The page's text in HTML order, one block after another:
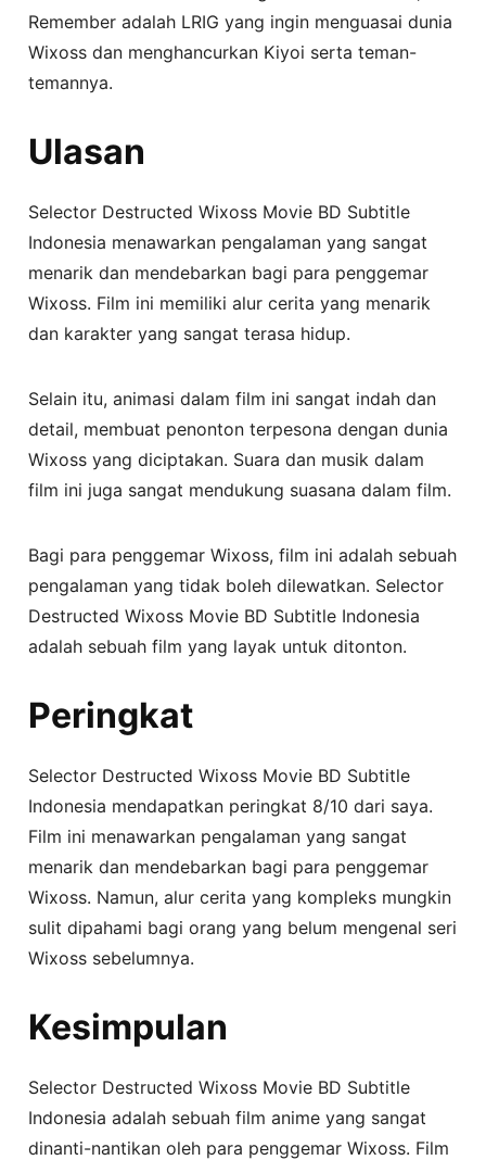
Remember adalah LRIG yang ingin menguasai dunia
Wixoss dan menghancurkan Kiyoi serta teman-
temannya.
Ulasan
Selector Destructed Wixoss Movie BD Subtitle
Indonesia menawarkan pengalaman yang sangat
menarik dan mendebarkan bagi para penggemar
Wixoss. Film ini memiliki alur cerita yang menarik
dan karakter yang sangat terasa hidup.
Selain itu, animasi dalam film ini sangat indah dan
detail, membuat penonton terpesona dengan dunia
Wixoss yang diciptakan. Suara dan musik dalam
film ini juga sangat mendukung suasana dalam film.
Bagi para penggemar Wixoss, film ini adalah sebuah
pengalaman yang tidak boleh dilewatkan. Selector
Destructed Wixoss Movie BD Subtitle Indonesia
adalah sebuah film yang layak untuk ditonton.
Peringkat
Selector Destructed Wixoss Movie BD Subtitle
Indonesia mendapatkan peringkat 8/10 dari saya.
Film ini menawarkan pengalaman yang sangat
menarik dan mendebarkan bagi para penggemar
Wixoss. Namun, alur cerita yang kompleks mungkin
sulit dipahami bagi orang yang belum mengenal seri
Wixoss sebelumnya.
Kesimpulan
Selector Destructed Wixoss Movie BD Subtitle
Indonesia adalah sebuah film anime yang sangat
dinanti-nantikan oleh para penggemar Wixoss. Film